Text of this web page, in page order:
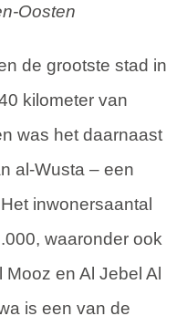
Oosten
de grootste stad in
kilometer van
was het daarnaast
al-Wusta – een
inwonersaantal
waaronder ook
en Al Jebel Al
is een van de